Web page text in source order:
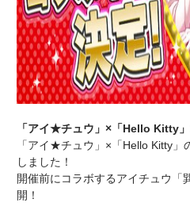
「アイ★チュウ」×「Hello Kitty」
「アイ★チュウ」×「Hello Kitty」
しました！
開催前にコラボするアイチュウ「
開！